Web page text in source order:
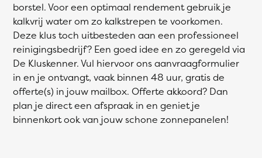
borstel. Voor een optimaal rendement gebruik je
kalkvrij water om zo kalkstrepen te voorkomen.
Deze klus toch uitbesteden aan een professioneel
reinigingsbedrijf? Een goed idee en zo geregeld via
De Kluskenner. Vul hiervoor ons aanvraagformulier
in en je ontvangt, vaak binnen 48 uur, gratis de
offerte(s) in jouw mailbox. Offerte akkoord? Dan
plan je direct een afspraak in en geniet je
binnenkort ook van jouw schone zonnepanelen!